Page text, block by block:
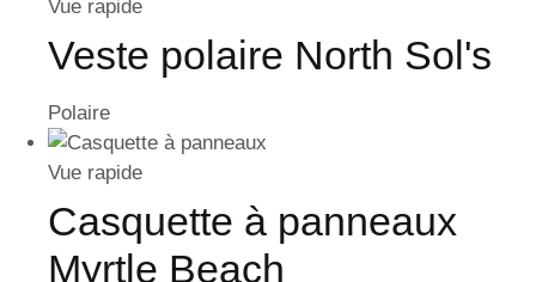
Vue rapide
Veste polaire North Sol's
Polaire
Vue rapide
Casquette à panneaux
Myrtle Beach